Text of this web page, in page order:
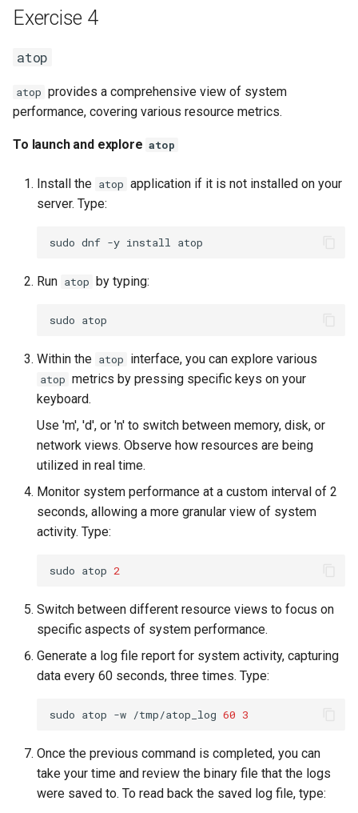
Exercise 4
atop
atop provides a comprehensive view of system
performance, covering various resource metrics.
To launch and explore atop
Install the atop application if it is not installed on your
server. Type:
sudo dnf -y install
Run atop by typing:
sudo
Within the atop interface, you can explore various
atop metrics by pressing specific keys on your
keyboard.
Use 'm', 'd', or 'n' to switch between memory, disk, or
network views. Observe how resources are being
utilized in real time.
Monitor system performance at a custom interval of 2
seconds, allowing a more granular view of system
activity. Type:
sudo atop 2
Switch between different resource views to focus on
specific aspects of system performance.
Generate a log file report for system activity, capturing
data every 60 seconds, three times. Type:
sudo atop -w /tmp/atop_log 60 3
Once the previous command is completed, you can
take your time and review the binary file that the logs
were saved to. To read back the saved log file, type: